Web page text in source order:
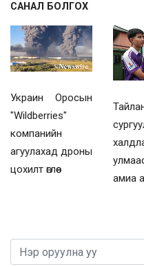
САНАЛ БОЛГОХ
Украин Оросын
"Wildberries"
компанийн
агуулахад дроны
цохилт өглөө
амиа